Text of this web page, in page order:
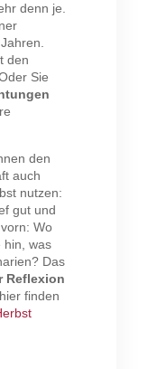
denn je.
den
Sie
den
auch
nutzen:
gut und
Wo
hin, was
Das
Reflexion
finden